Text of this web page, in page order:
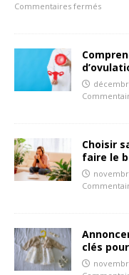
Commentaires fermés
Choisir
faire le
clés